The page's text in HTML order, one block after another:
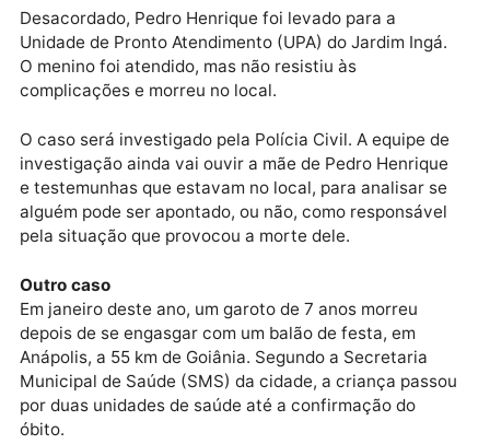
Depois, segundo relatos colhidos pela investigação,
Pedro Henrique foi até a cozinha e bebeu água.
Minutos depois, ele disse que havia engolido um
de festa e, em seguida, passou mal e desmaiou.
Desacordado, Pedro Henrique foi levado para a
Unidade de Pronto Atendimento (UPA) do Jardim
O menino foi atendido, mas não resistiu às
complicações e morreu no local.
O caso será investigado pela Polícia Civil. A equipe
investigação ainda vai ouvir a mãe de Pedro
e testemunhas que estavam no local, para analisar
alguém pode ser apontado, ou não, como
pela situação que provocou a morte dele.